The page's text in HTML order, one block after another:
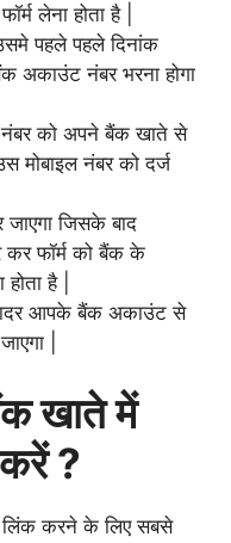
लेना होता है |
पहले पहले दिनांक
अकाउंट नंबर भरना होगा
को अपने बैंक खाते से
मोबाइल नंबर को दर्ज
जिसके बाद
कर फॉर्म को बैंक के
है |
आपके बैंक अकाउंट से
|
खाते में
?
लिंक करने के लिए सबसे